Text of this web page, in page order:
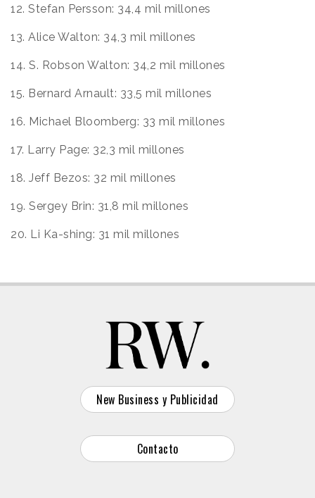
12. Stefan Persson: 34,4 mil millones
13. Alice Walton: 34,3 mil millones
14. S. Robson Walton: 34,2 mil millones
15. Bernard Arnault: 33,5 mil millones
16. Michael Bloomberg: 33 mil millones
17. Larry Page: 32,3 mil millones
18. Jeff Bezos: 32 mil millones
19. Sergey Brin: 31,8 mil millones
20. Li Ka-shing: 31 mil millones
New Business y Publicidad
Contacto